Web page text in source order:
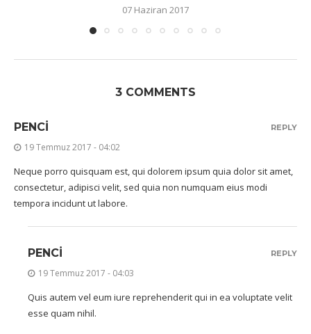
07 Haziran 2017
3 COMMENTS
PENCI
19 Temmuz 2017 - 04:02
Neque porro quisquam est, qui dolorem ipsum quia dolor sit amet,
consectetur, adipisci velit, sed quia non numquam eius modi
tempora incidunt ut labore.
REPLY
PENCI
19 Temmuz 2017 - 04:03
Quis autem vel eum iure reprehenderit qui in ea voluptate velit
esse quam nihil.
REPLY